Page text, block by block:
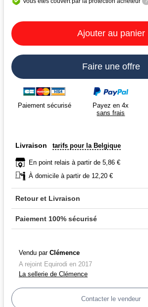
Ajouter au panier
Faire une offre
Paiement sécurisé
Payez en 4x
sans frais
Livraison tarifs pour la Belgique
En point relais à partir de 5,86 €
À domicile à partir de 12,20 €
Retour et Livraison
Paiement 100% sécurisé
Vendu par Clémence
A rejoint Equirodi en 2017
La sellerie de Clémence
Contacter le vendeur